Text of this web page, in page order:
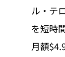
ル・テ
を短時
月額